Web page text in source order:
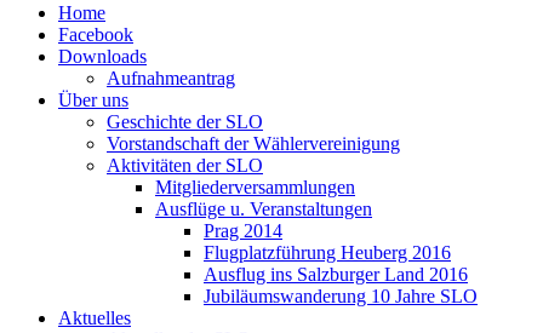
Home
Facebook
Downloads
Aufnahmeantrag
Über uns
Geschichte der SLO
Vorstandschaft der Wählervereinigung
Aktivitäten der SLO
Mitgliederversammlungen
Ausflüge u. Veranstaltungen
Prag 2014
Flugplatzführung Heuberg 2016
Ausflug ins Salzburger Land 2016
Jubiläumswanderung 10 Jahre SLO
Aktuelles